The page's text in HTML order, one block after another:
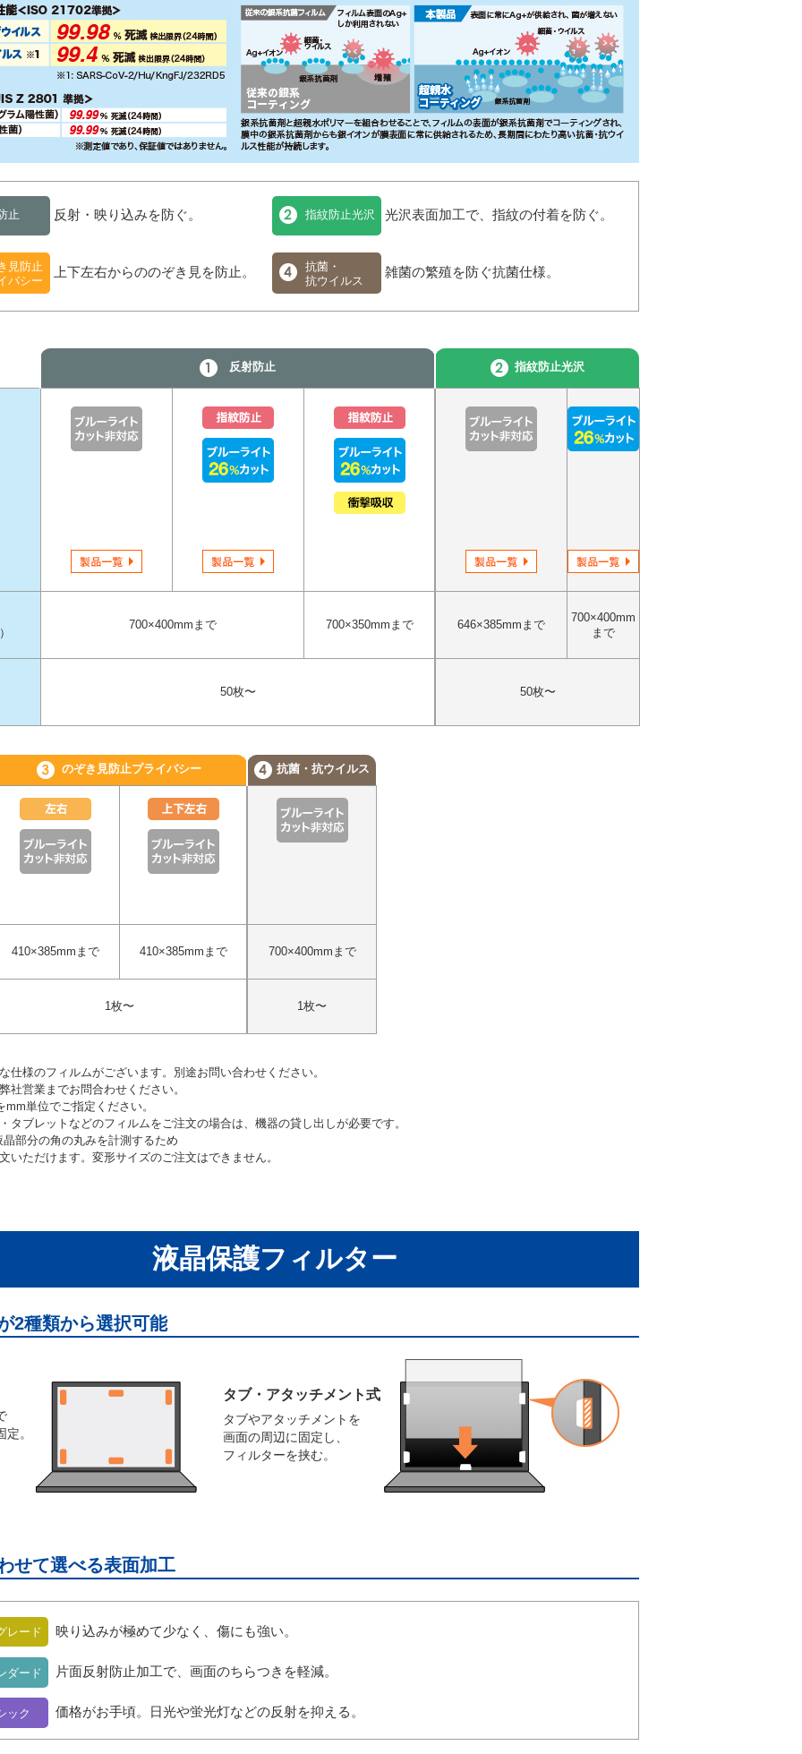
止 反射・映り込みを防ぐ。 指紋防止光沢 光沢表面加工で、指紋の付着を防ぐ。
見防止
バシー
上下左右からののぞき見を防止。
抗菌・
抗ウイルス
雑菌の繁殖を防ぐ抗菌仕様。
反射防止 指紋防止光沢
700×400mmまで 700×350mmまで 646×385mmまで
700×400mm
まで
50枚〜 50枚〜
のぞき見防止プライバシー 抗菌・抗ウイルス
410×385mmまで 410×385mmまで 700×400mmまで
1枚〜 1枚〜
仕様のフィルムがございます。別途お問い合わせください。
社営業までお問合わせください。
単位でご指定ください。
タブレットなどのフィルムをご注文の場合は、機器の貸し出しが必要です。
部分の角の丸みを計測するため
いただけます。変形サイズのご注文はできません。
液晶保護フィルター
2種類から選択可能
定。
タブ・アタッチメント式
タブやアタッチメントを
画面の周辺に固定し、
フィルターを挟む。
せて選べる表面加工
レード 映り込みが極めて少なく、傷にも強い。
ダード 片面反射防止加工で、画面のちらつきを軽減。
ック 価格がお手頃。日光や蛍光灯などの反射を抑える。